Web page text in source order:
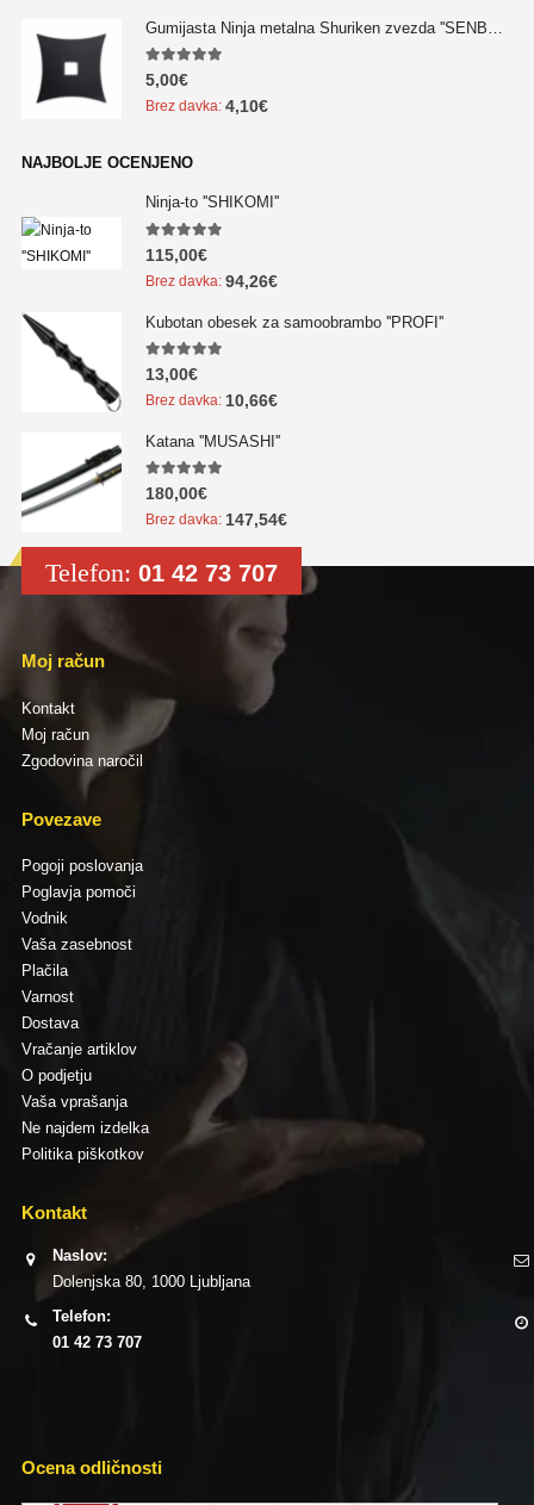
Gumijasta Ninja metalna Shuriken zvezda ''SENBAN'' - NOVO!!!
5.00out of 5
5,00€
Brez davka: 4,10€
NAJBOLJE OCENJENO
Ninja-to ''SHIKOMI''
5.00 out of 5
115,00€
Brez davka: 94,26€
Kubotan obesek za samoobrambo ''PROFI''
5.00out of 5
13,00€
Brez davka: 10,66€
Katana ''MUSASHI''
5.00 out of 5
180,00€
Brez davka: 147,54€
Telefon: 01 42 73 707
Moj račun
Kontakt
Moj račun
Zgodovina naročil
Povezave
Pogoji poslovanja
Poglavja pomoči
Vodnik
Vaša zasebnost
Plačila
Varnost
Dostava
Vračanje artiklov
O podjetju
Vaša vprašanja
Ne najdem izdelka
Politika piškotkov
Kontakt
Naslov:
Dolenjska 80, 1000 Ljubljana
Telefon:
01 42 73 707
Ocena odličnosti